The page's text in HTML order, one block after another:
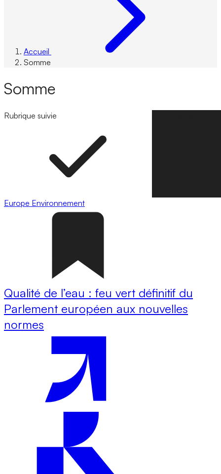
Accueil
Somme
Somme
Rubrique suivie
Europe Environnement
Qualité de l’eau : feu vert définitif du
Parlement européen aux nouvelles
normes